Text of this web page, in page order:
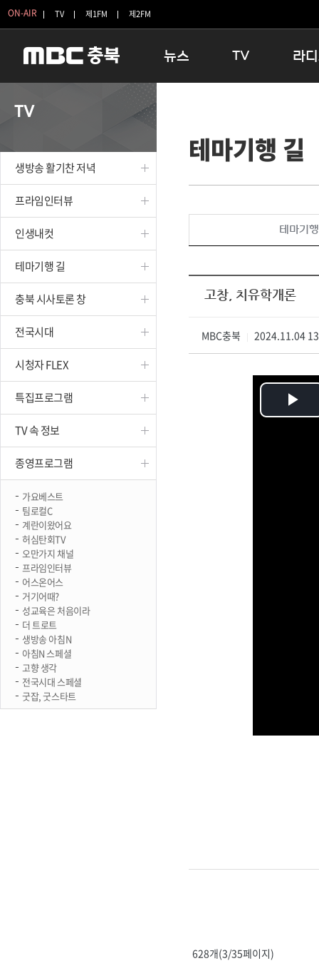
ON-AIR TV 제1FM 제2FM
뉴스
보은
옥천
TV
인생내컷
테마기행 길
시청자 FLEX
종영프로그램
라
16:00
우리 고
TV
생방송 활기찬 저녁
프라임인터뷰
인생내컷
테마기행 길
충북 시사토론 창
전국시대
시청자 FLEX
특집프로그램
TV 속 정보
종영프로그램
가요베스트
팀로컬C
계란이왔어요
허심탄회TV
오만가지 채널
프라임인터뷰
어스온어스
거기어때?
성교육은 처음이라
더 트로트
생방송 아침N
아침N 스페셜
고향 생각
전국시대 스페셜
굿잡, 굿스타트
테마기행 길
테마기
고창, 치유학개론
MBC충북 2024.11.04
628개(3/35페이지)